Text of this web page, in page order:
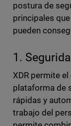
postura de
principales
pueden
1.
XDR permite
plataforma de
rápidas y
trabajo del